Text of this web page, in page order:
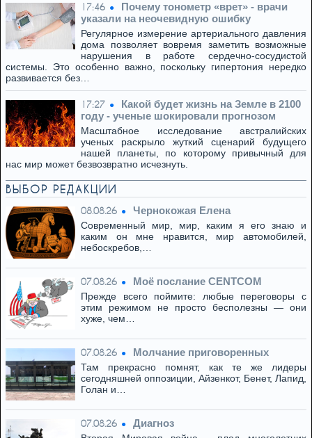
17:46
Почему тонометр «врет» - врачи
указали на неочевидную ошибку
Регулярное измерение артериального давления
дома позволяет вовремя заметить возможные
нарушения в работе сердечно-сосудистой
системы. Это особенно важно, поскольку гипертония нередко
развивается без…
17:27
Какой будет жизнь на Земле в 2100
году - ученые шокировали прогнозом
Масштабное исследование австралийских
ученых раскрыло жуткий сценарий будущего
нашей планеты, по которому привычный для
нас мир может безвозвратно исчезнуть.
ВЫБОР РЕДАКЦИИ
08.08.26 Чернокожая Елена
Современный мир, мир, каким я его знаю и
каким он мне нравится, мир автомобилей,
небоскребов,…
07.08.26 Моё послание CENTCOM
Прежде всего поймите: любые переговоры с
этим режимом не просто бесполезны — они
хуже, чем…
07.08.26 Молчание приговоренных
Там прекрасно помнят, как те же лидеры
сегодняшней оппозиции, Айзенкот, Бенет, Лапид,
Голан и…
07.08.26 Диагноз